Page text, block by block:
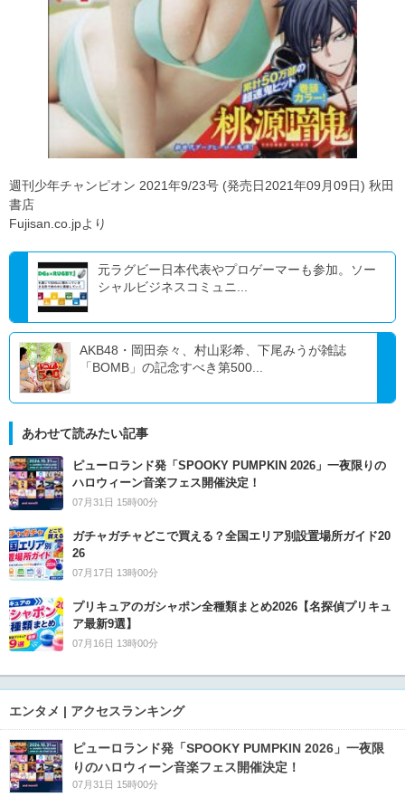
週刊少年チャンピオン 2021年9/23号 (発売日2021年09月09日) 秋田
書店
Fujisan.co.jpより
元ラグビー日本代表やプロゲーマーも参加。ソー
シャルビジネスコミュニ...
AKB48・岡田奈々、村山彩希、下尾みうが雑誌
「BOMB」の記念すべき第500...
あわせて読みたい記事
ピューロランド発「SPOOKY PUMPKIN 2026」一夜限りの
ハロウィーン音楽フェス開催決定！
07月31日 15時00分
ガチャガチャどこで買える？全国エリア別設置場所ガイド20
26
07月17日 13時00分
プリキュアのガシャポン全種類まとめ2026【名探偵プリキュ
ア最新9選】
07月16日 13時00分
エンタメ | アクセスランキング
ピューロランド発「SPOOKY PUMPKIN 2026」一夜限
りのハロウィーン音楽フェス開催決定！
07月31日 15時00分